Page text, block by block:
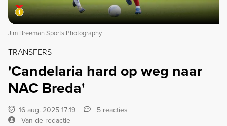
Jim Breeman Sports Photography
TRANSFERS
'Candelaria hard op weg naar
NAC Breda'
16 aug. 2025 17:19
5 reacties
Van de redactie